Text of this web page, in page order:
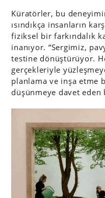
Küratörler, bu
ısındıkça insanların
fiziksel bir farkındalık
inanıyor. “Sergimiz,
testine dönüştürüyor.
gerçekleriyle
planlama ve inşa etme
düşünmeye davet